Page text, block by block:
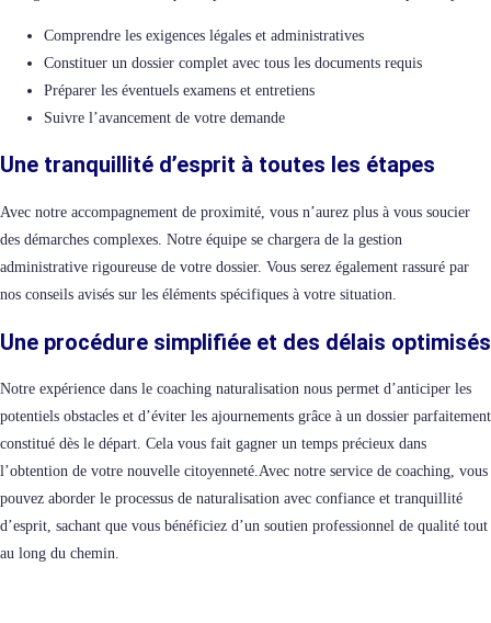
Comprendre les exigences légales et administratives
Constituer un dossier complet avec tous les documents requis
Préparer les éventuels examens et entretiens
Suivre l’avancement de votre demande
Une tranquillité d’esprit à toutes les étapes
Avec notre accompagnement de proximité, vous n’aurez plus à vous soucier
des démarches complexes. Notre équipe se chargera de la gestion
administrative rigoureuse de votre dossier. Vous serez également rassuré par
nos conseils avisés sur les éléments spécifiques à votre situation.
Une procédure simplifiée et des délais optimisés
Notre expérience dans le coaching naturalisation nous permet d’anticiper les
potentiels obstacles et d’éviter les ajournements grâce à un dossier parfaitement
constitué dès le départ. Cela vous fait gagner un temps précieux dans
l’obtention de votre nouvelle citoyenneté.Avec notre service de coaching, vous
pouvez aborder le processus de naturalisation avec confiance et tranquillité
d’esprit, sachant que vous bénéficiez d’un soutien professionnel de qualité tout
au long du chemin.